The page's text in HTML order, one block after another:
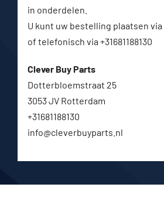
in onderdelen.
U kunt uw bestelling plaatsen
of telefonisch via +31681188130
Clever Buy Parts
Dotterbloemstraat 25
3053 JV Rotterdam
+31681188130
info@cleverbuyparts.nl